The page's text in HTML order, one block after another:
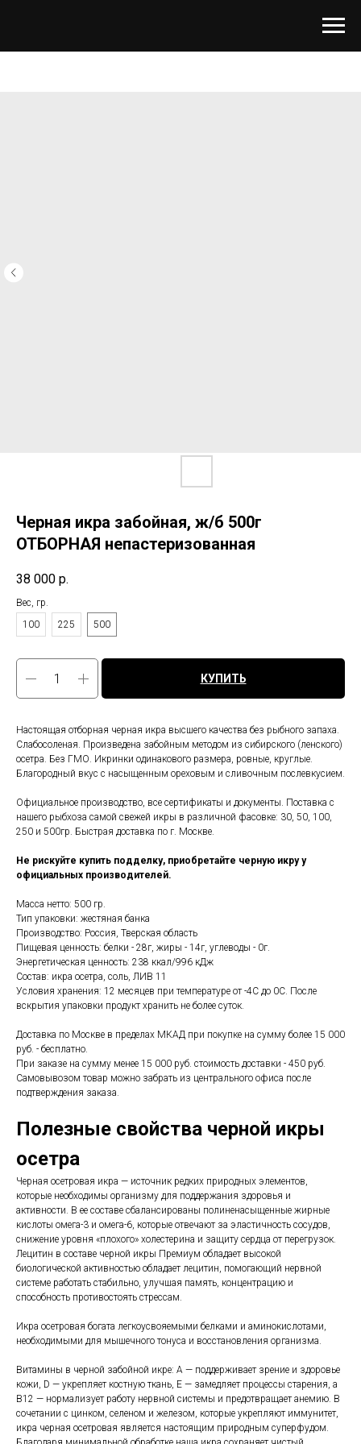
Черная икра забойная, ж/б 500г
ОТБОРНАЯ непастеризованная
38 000 р.
Вес, гр.
100
225 500
КУПИТЬ
Настоящая отборная черная икра высшего качества без рыбного запаха.
Слабосоленая. Произведена забойным методом из сибирского (ленского)
осетра. Без ГМО. Икринки одинакового размера, ровные, круглые.
Благородный вкус с насыщенным ореховым и сливочным послевкусием.
Официальное производство, все сертификаты и документы. Поставка с
нашего рыбхоза самой свежей икры в различной фасовке: 30, 50, 100,
250 и 500гр. Быстрая доставка по г. Москве.
Не рискуйте купить подделку, приобретайте черную икру у
официальных производителей.
Масса нетто: 500 гр.
Тип упаковки: жестяная банка
Производство: Россия, Тверская область
Пищевая ценность: белки - 28г, жиры - 14г, углеводы - 0г.
Энергетическая ценность: 238 ккал/996 кДж
Состав: икра осетра, соль, ЛИВ 11
Условия хранения: 12 месяцев при температуре от -4С до 0С. После
вскрытия упаковки продукт хранить не более суток.
Доставка по Москве в пределах МКАД при покупке на сумму более 15 000
руб. - бесплатно.
При заказе на сумму менее 15 000 руб. стоимость доставки - 450 руб.
Самовывозом товар можно забрать из центрального офиса после
подтверждения заказа.
Полезные свойства черной икры
осетра
Черная осетровая икра — источник редких природных элементов,
которые необходимы организму для поддержания здоровья и
активности. В ее составе сбалансированы полиненасыщенные жирные
кислоты омега-3 и омега-6, которые отвечают за эластичность сосудов,
снижение уровня «плохого» холестерина и защиту сердца от перегрузок.
Лецитин в составе черной икры Премиум обладает высокой
биологической активностью обладает лецитин, помогающий нервной
системе работать стабильно, улучшая память, концентрацию и
способность противостоять стрессам.
Икра осетровая богата легкоусвояемыми белками и аминокислотами,
необходимыми для мышечного тонуса и восстановления организма.
Витамины в черной забойной икре: A — поддерживает зрение и здоровье
кожи, D — укрепляет костную ткань, Е — замедляет процессы старения, а
B12 — нормализует работу нервной системы и предотвращает анемию. В
сочетании с цинком, селеном и железом, которые укрепляют иммунитет,
икра черная осетровая является настоящим природным суперфудом.